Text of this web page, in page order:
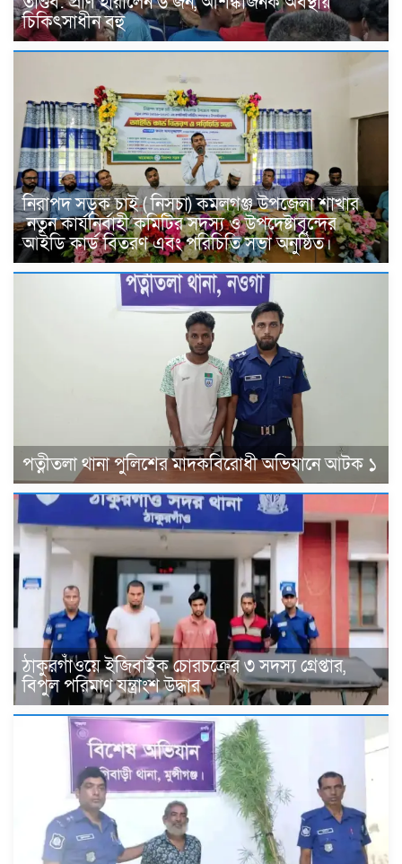
চিকিৎসাধীন বহু
নিরাপদ সড়ক চাই ( নিসচা) কমলগঞ্জ উপজেলা শাখার
নতুন কার্যনির্বাহী কমিটির সদস্য ও উপদেষ্টাবৃন্দের
আইডি কার্ড বিতরণ এবং পরিচিতি সভা অনুষ্ঠিত।
পত্নীতলা থানা পুলিশের মাদকবিরোধী অভিযানে আটক ১
ঠাকুরগাঁওয়ে ইজিবাইক চোরচক্রের ৩ সদস্য গ্রেপ্তার,
বিপুল পরিমাণ যন্ত্রাংশ উদ্ধার ‎